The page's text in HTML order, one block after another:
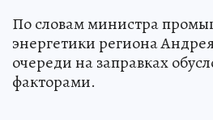
По словам министра
энергетики региона
очереди на заправках
факторами.